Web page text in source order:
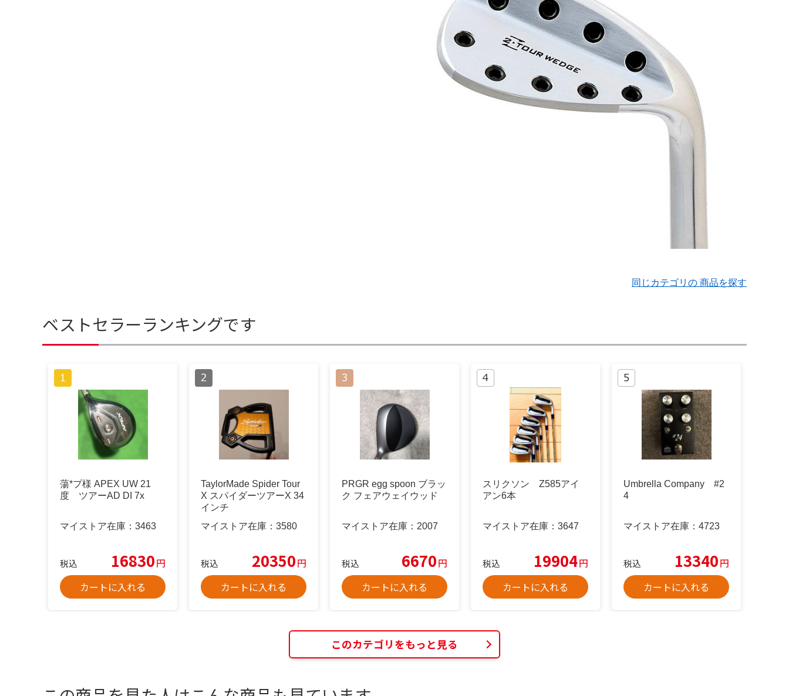
同じカテゴリの 商品を探す
ベストセラーランキングです
蕩*プ様 APEX UW 21
度 ツアーAD DI 7x
マイストア在庫： 3463
税込 16830円
カートに入れる
TaylorMade Spider Tour
X スパイダーツアーX 34
インチ
マイストア在庫： 3580
税込 20350円
カートに入れる
PRGR egg spoon ブラッ
ク フェアウェイウッド
マイストア在庫： 2007
税込 6670円
カートに入れる
スリクソン Z585アイ
アン6本
マイストア在庫： 3647
税込 19904円
カートに入れる
Umbrella Company #2
4
マイストア在庫： 4723
税込 13340円
カートに入れる
このカテゴリをもっと見る